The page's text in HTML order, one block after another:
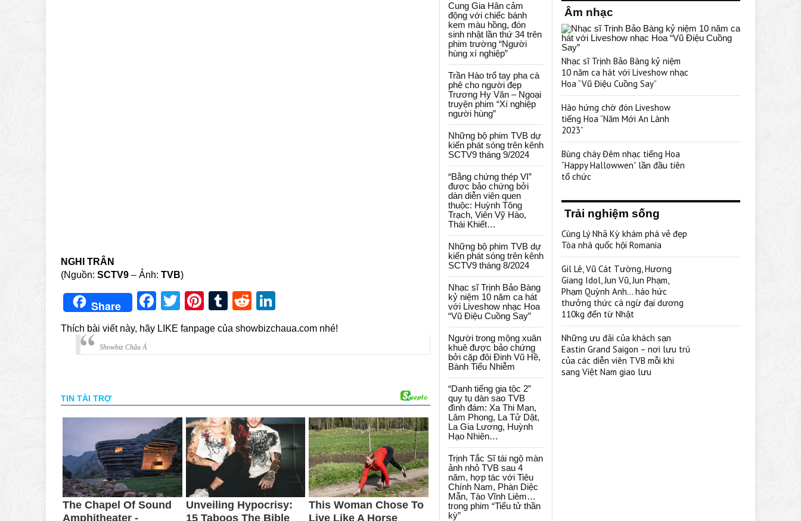
NGHI TRÂN
(Nguồn: SCTV9 – Ảnh: TVB)
Share Facebook
TwitterPinterest
TumblrReddit
Thích bài viết này, hãy LIKE fanpage của showbizchaua.com nhé!
Showbiz Châu Á
Cung Gia Hân cảm
động với chiếc bánh
kem màu hồng, đón
sinh nhật lần thứ 34 trên
phim trường “Người
hùng xí nghiệp”
Trần Hào trổ tay pha cà
phê cho người đẹp
Trương Hy Văn – Ngoại
truyện phim “Xí nghiệp
người hùng”
Những bộ phim TVB dự
kiến phát sóng trên kênh
SCTV9 tháng 9/2024
“Bằng chứng thép VI”
được bảo chứng bởi
dàn diễn viên quen
thuộc: Huỳnh Tông
Trạch, Viên Vỹ Hào,
Thái Khiết…
Những bộ phim TVB dự
kiến phát sóng trên kênh
SCTV9 tháng 8/2024
Nhạc sĩ Trịnh Bảo Bàng
kỷ niệm 10 năm ca hát
với Liveshow nhạc Hoa
“Vũ Điệu Cuồng Say”
Người trong mộng xuân
khuê được bảo chứng
bởi cặp đôi Đinh Vũ Hề,
Bành Tiểu Nhiễm
“Danh tiếng gia tộc 2”
quy tụ dàn sao TVB
đình đám: Xa Thi Mạn,
Lâm Phong, La Tử Dật,
La Gia Lương, Huỳnh
Hạo Nhiên…
Trịnh Tắc Sĩ tái ngộ màn
ảnh nhỏ TVB sau 4
năm, hợp tác với Tiêu
Chính Nam, Phàn Diệc
Mẫn, Tào Vĩnh Liêm…
trong phim “Tiểu tử thần
kỳ”
Âm nhạc
Nhạc sĩ Trịnh Bảo Bàng kỷ niệm
10 năm ca hát với Liveshow nhạc
Hoa “Vũ Điệu Cuồng Say”
Hào hứng chờ đón Liveshow
tiếng Hoa “Năm Mới An Lành
2023”
Bùng cháy Đêm nhạc tiếng Hoa
“Happy Hallowwen” lần đầu tiên
tổ chức
Trải nghiệm sống
Cùng Lý Nhã Kỳ khám phá vẻ đẹp
Tòa nhà quốc hội Romania
Gil Lê, Vũ Cát Tường, Hương
Giang Idol, Jun Vũ, Jun Phạm,
Phạm Quỳnh Anh… háo hức
thưởng thức cá ngừ đại dương
110kg đến từ Nhật
Những ưu đãi của khách sạn
Eastin Grand Saigon – nơi lưu trú
của các diễn viên TVB mỗi khi
sang Việt Nam giao lưu